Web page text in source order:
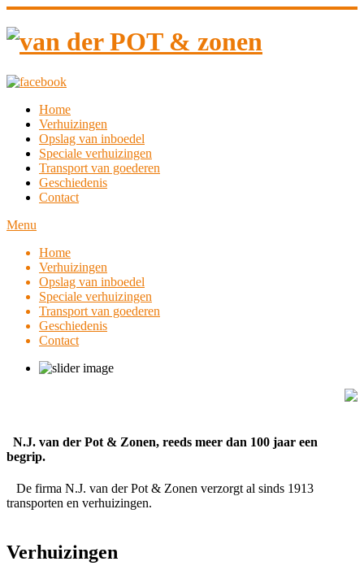
Home
Verhuizingen
Opslag van inboedel
Speciale verhuizingen
Transport van goederen
Geschiedenis
Contact
Menu
Home
Verhuizingen
Opslag van inboedel
Speciale verhuizingen
Transport van goederen
Geschiedenis
Contact
N.J. van der Pot & Zonen, reeds meer dan 100 jaar een
begrip.
De firma N.J. van der Pot & Zonen verzorgt al sinds 1913
transporten en verhuizingen.
Verhuizingen